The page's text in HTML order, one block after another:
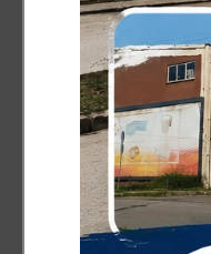
Haber Merkezi